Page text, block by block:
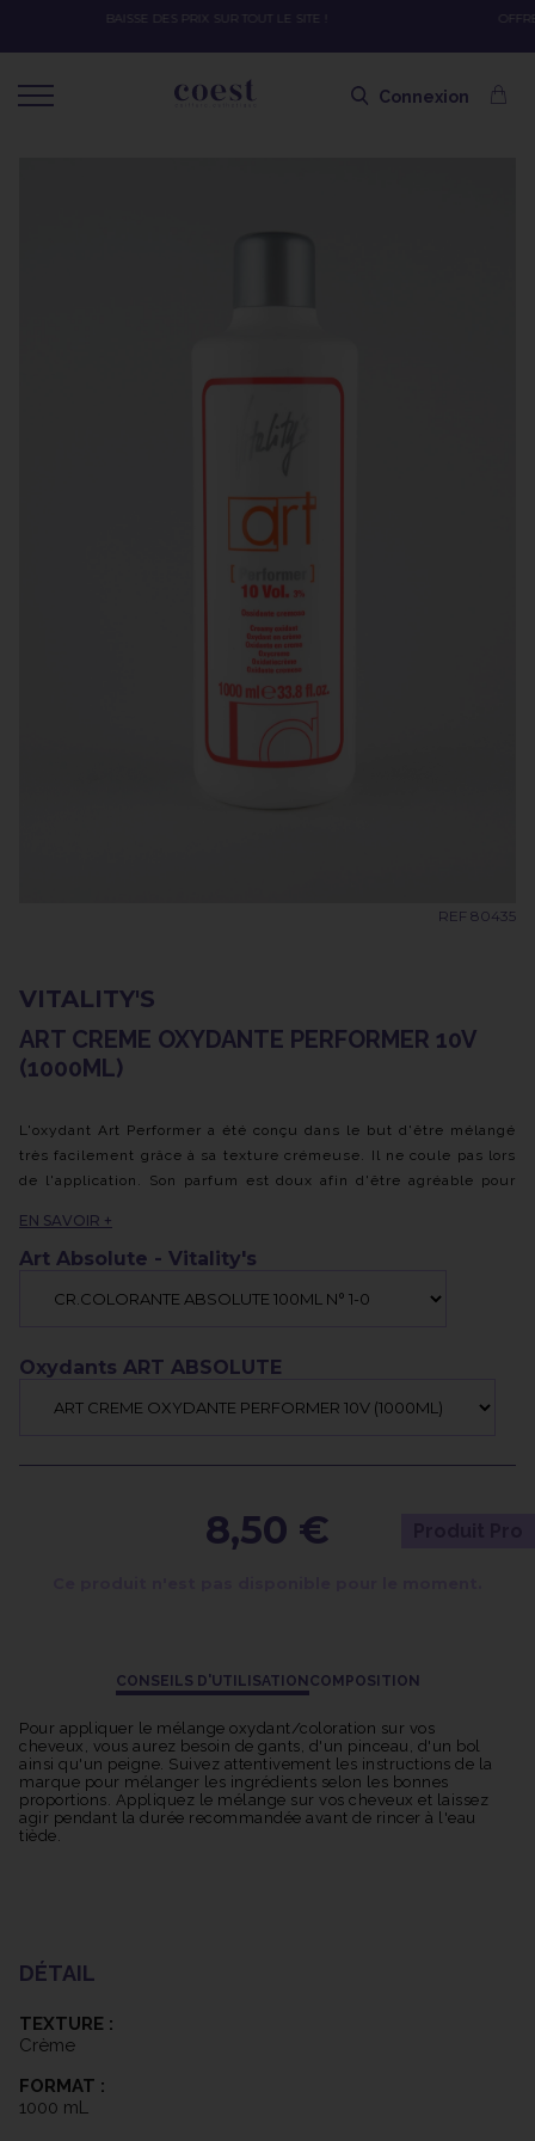
OFFRE SPÉCIALE SOLAIRE SKEYMZEE ! SOIN HYDRATANT + SPRAY + SHAMPOING
Connexion
REF 80435
VITALITY'S
ART CREME OXYDANTE PERFORMER 10V
(1000ML)
L'oxydant Art Performer a été conçu dans le but d'être mélangé
très facilement grâce à sa texture crémeuse. Il ne coule pas lors
de l'application. Son parfum est doux afin d'être agréable pour
conçue spécialement pour s'accorder avec les colorations Art
Absolute.
EN SAVOIR +
Art Absolute - Vitality's
Oxydants ART ABSOLUTE
8,50 €
CONSEILS D'UTILISATION COMPOSITION
Pour appliquer le mélange oxydant/coloration sur vos
cheveux, vous aurez besoin de gants, d'un pinceau, d'un bol
ainsi qu'un peigne. Suivez attentivement les instructions de la
marque pour mélanger les ingrédients selon les bonnes
proportions. Appliquez le mélange sur vos cheveux et laissez
agir pendant la durée recommandée avant de rincer à l'eau
tiède.
DÉTAIL
TEXTURE :
Crème
FORMAT :
1000 mL